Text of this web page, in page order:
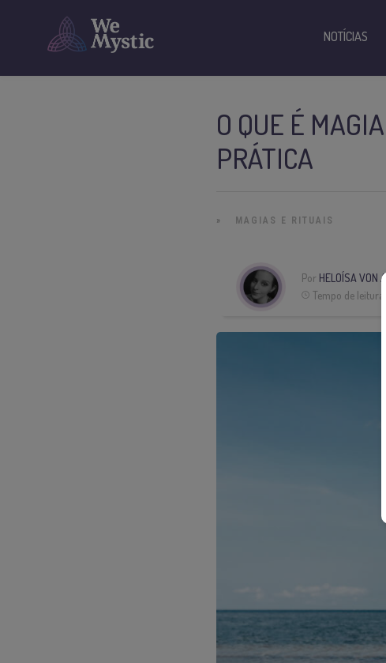
O QUE É
PRÁTICA
» MAGIAS E RITUAIS
Por HELOÍSA VON AH
Tempo de leitura:
NOTÍCIAS